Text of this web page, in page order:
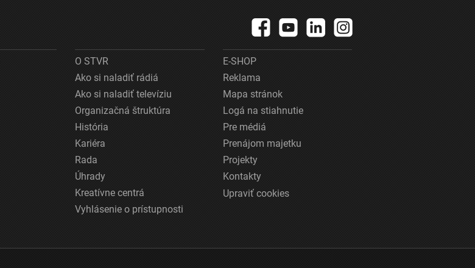
O STVR
Ako si naladiť rádiá
Ako si naladiť televíziu
Organizačná štruktúra
História
Kariéra
Rada
Úhrady
Kreatívne centrá
Vyhlásenie o prístupnosti
E-SHOP
Reklama
Mapa stránok
Logá na stiahnutie
Pre médiá
Prenájom majetku
Projekty
Kontakty
Upraviť cookies